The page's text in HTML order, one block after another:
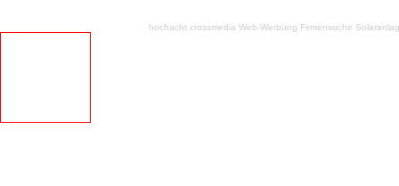
hochacht crossmedia Web-Werbung Firmensuche